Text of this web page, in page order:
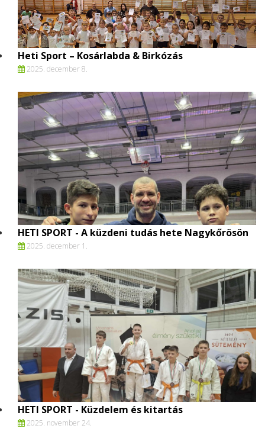
Heti Sport – Kosárlabda & Birkózás
2025. december 8.
HETI SPORT - A küzdeni tudás hete Nagykőrösön
2025. december 1.
HETI SPORT - Küzdelem és kitartás
2025. november 24.